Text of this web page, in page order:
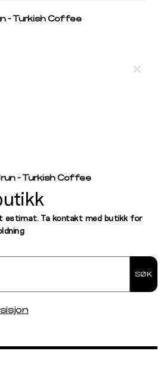
- Turkish Coffee
50
Din
- Turkish Coffee
estimat. Ta kontakt med butikk for
SØK
har åpent
og 15:00